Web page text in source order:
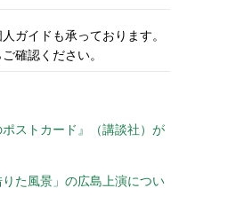
ガイドも承っております。
確認ください。
ポストカード』（講談社）が
た風景」の広島上演につい